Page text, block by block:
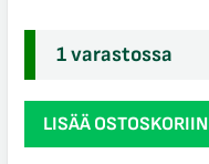
1 varastossa
XG3
Extreme
LISÄÄ OSTOSKORIIN